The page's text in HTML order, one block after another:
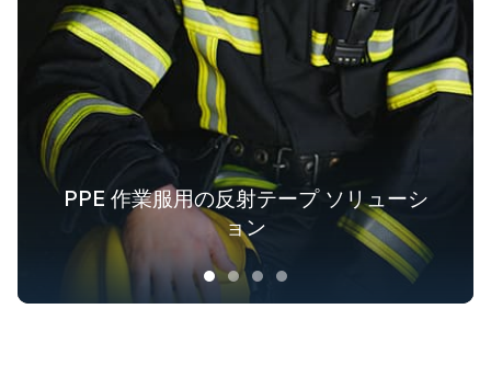
PPE 作業服用の反射テープ ソリューシ
ョン
ファッションアウトドア衣料用の反射
テキスタイルソリューション
アウター用蓄光生地ソリューション
業界全体の安全服ソリューション